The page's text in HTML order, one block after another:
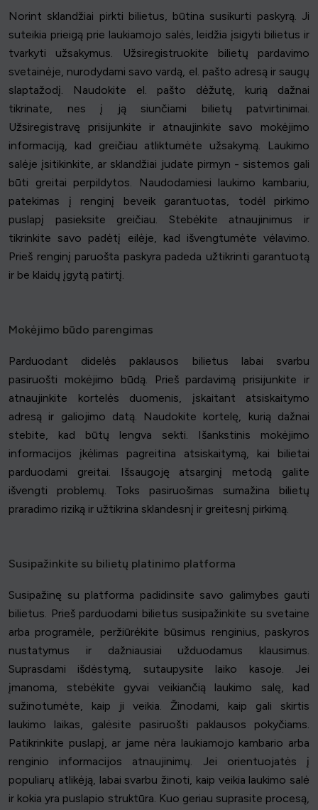
Norint sklandžiai pirkti bilietus, būtina susikurti paskyrą. Ji
suteikia prieigą prie laukiamojo salės, leidžia įsigyti bilietus ir
tvarkyti užsakymus. Užsiregistruokite bilietų pardavimo
svetainėje, nurodydami savo vardą, el. pašto adresą ir saugų
slaptažodį. Naudokite el. pašto dėžutę, kurią dažnai
tikrinate, nes į ją siunčiami bilietų patvirtinimai.
Užsiregistravę prisijunkite ir atnaujinkite savo mokėjimo
informaciją, kad greičiau atliktumėte užsakymą. Laukimo
salėje įsitikinkite, ar sklandžiai judate pirmyn - sistemos gali
būti greitai perpildytos. Naudodamiesi laukimo kambariu,
patekimas į renginį beveik garantuotas, todėl pirkimo
puslapį pasieksite greičiau. Stebėkite atnaujinimus ir
tikrinkite savo padėtį eilėje, kad išvengtumėte vėlavimo.
Prieš renginį paruošta paskyra padeda užtikrinti garantuotą
ir be klaidų įgytą patirtį.
Mokėjimo būdo parengimas
Parduodant didelės paklausos bilietus labai svarbu
pasiruošti mokėjimo būdą. Prieš pardavimą prisijunkite ir
atnaujinkite kortelės duomenis, įskaitant atsiskaitymo
adresą ir galiojimo datą. Naudokite kortelę, kurią dažnai
stebite, kad būtų lengva sekti. Išankstinis mokėjimo
informacijos įkėlimas pagreitina atsiskaitymą, kai bilietai
parduodami greitai. Išsaugoję atsarginį metodą galite
išvengti problemų. Toks pasiruošimas sumažina bilietų
praradimo riziką ir užtikrina sklandesnį ir greitesnį pirkimą.
Susipažinkite su bilietų platinimo platforma
Susipažinę su platforma padidinsite savo galimybes gauti
bilietus. Prieš parduodami bilietus susipažinkite su svetaine
arba programėle, peržiūrėkite būsimus renginius, paskyros
nustatymus ir dažniausiai užduodamus klausimus.
Suprasdami išdėstymą, sutaupysite laiko kasoje. Jei
įmanoma, stebėkite gyvai veikiančią laukimo salę, kad
sužinotumėte, kaip ji veikia. Žinodami, kaip gali skirtis
laukimo laikas, galėsite pasiruošti paklausos pokyčiams.
Patikrinkite puslapį, ar jame nėra laukiamojo kambario arba
renginio informacijos atnaujinimų. Jei orientuojatės į
populiarų atlikėją, labai svarbu žinoti, kaip veikia laukimo salė
ir kokia yra puslapio struktūra. Kuo geriau suprasite procesą,